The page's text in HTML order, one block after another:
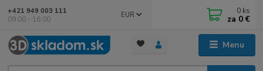
Menu
EUR
+421 949 003 111
09:00 - 16:00
0 ks
za 0 €